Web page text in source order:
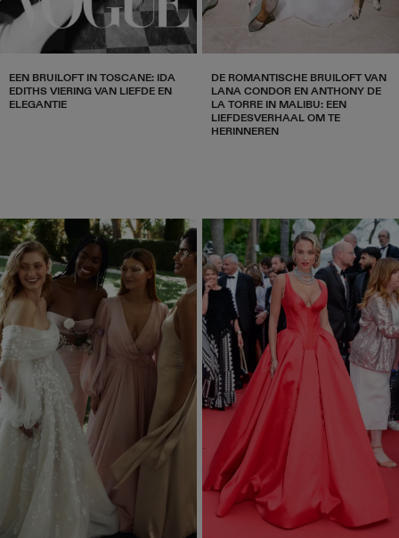
EEN BRUILOFT IN TOSCANE: IDA
EDITHS VIERING VAN LIEFDE EN
ELEGANTIE
DE ROMANTISCHE BRUILOFT VAN
LANA CONDOR EN ANTHONY DE
LA TORRE IN MALIBU: EEN
LIEFDESVERHAAL OM TE
HERINNEREN